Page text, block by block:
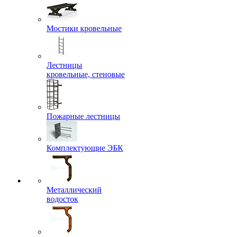
Мостики кровельные
Лестницы
кровельные, стеновые
Пожарные лестницы
Комплектующие ЭБК
Металлический
водосток